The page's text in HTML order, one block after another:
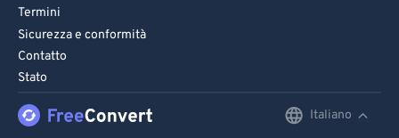
Termini
Sicurezza e conformità
Contatto
Stato
Italiano